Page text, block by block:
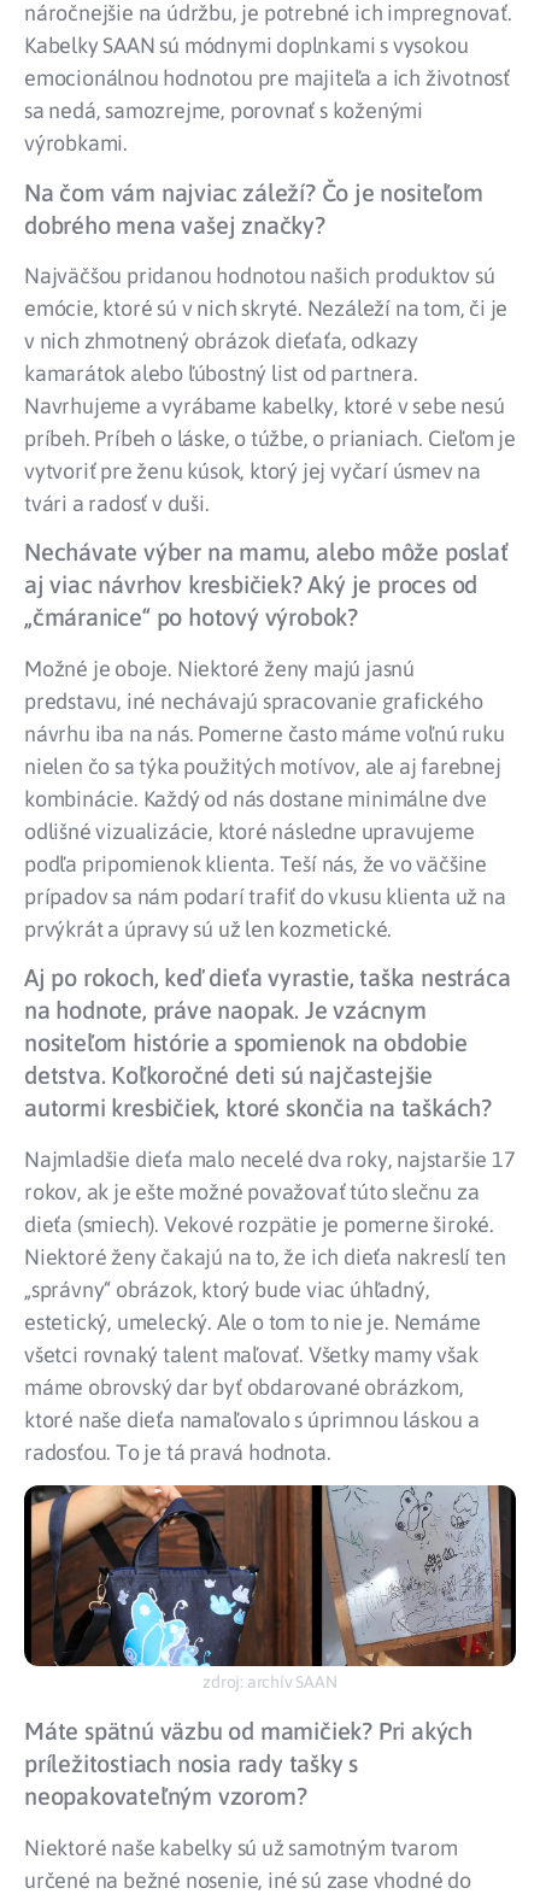
náročnejšie na údržbu, je potrebné ich impregnovať.
Kabelky SAAN sú módnymi doplnkami s vysokou
emocionálnou hodnotou pre majiteľa a ich životnosť
sa nedá, samozrejme, porovnať s koženými
výrobkami.
Na čom vám najviac záleží? Čo je nositeľom
dobrého mena vašej značky?
Najväčšou pridanou hodnotou našich produktov sú
emócie, ktoré sú v nich skryté. Nezáleží na tom, či je
v nich zhmotnený obrázok dieťaťa, odkazy
kamarátok alebo ľúbostný list od partnera.
Navrhujeme a vyrábame kabelky, ktoré v sebe nesú
príbeh. Príbeh o láske, o túžbe, o prianiach. Cieľom je
vytvoriť pre ženu kúsok, ktorý jej vyčarí úsmev na
tvári a radosť v duši.
Nechávate výber na mamu, alebo môže poslať
aj viac návrhov kresbičiek? Aký je proces od
„čmáranice“ po hotový výrobok?
Možné je oboje. Niektoré ženy majú jasnú
predstavu, iné nechávajú spracovanie grafického
návrhu iba na nás. Pomerne často máme voľnú ruku
nielen čo sa týka použitých motívov, ale aj farebnej
kombinácie. Každý od nás dostane minimálne dve
odlišné vizualizácie, ktoré následne upravujeme
podľa pripomienok klienta. Teší nás, že vo väčšine
prípadov sa nám podarí trafiť do vkusu klienta už na
prvýkrát a úpravy sú už len kozmetické.
Aj po rokoch, keď dieťa vyrastie, taška nestráca
na hodnote, práve naopak. Je vzácnym
nositeľom histórie a spomienok na obdobie
detstva. Koľkoročné deti sú najčastejšie
autormi kresbičiek, ktoré skončia na taškách?
Najmladšie dieťa malo necelé dva roky, najstaršie 17
rokov, ak je ešte možné považovať túto slečnu za
dieťa (smiech). Vekové rozpätie je pomerne široké.
Niektoré ženy čakajú na to, že ich dieťa nakreslí ten
„správny“ obrázok, ktorý bude viac úhľadný,
estetický, umelecký. Ale o tom to nie je. Nemáme
všetci rovnaký talent maľovať. Všetky mamy však
máme obrovský dar byť obdarované obrázkom,
ktoré naše dieťa namaľovalo s úprimnou láskou a
radosťou. To je tá pravá hodnota.
zdroj: archív SAAN
Máte spätnú väzbu od mamičiek? Pri akých
príležitostiach nosia rady tašky s
neopakovateľným vzorom?
Niektoré naše kabelky sú už samotným tvarom
určené na bežné nosenie, iné sú zase vhodné do